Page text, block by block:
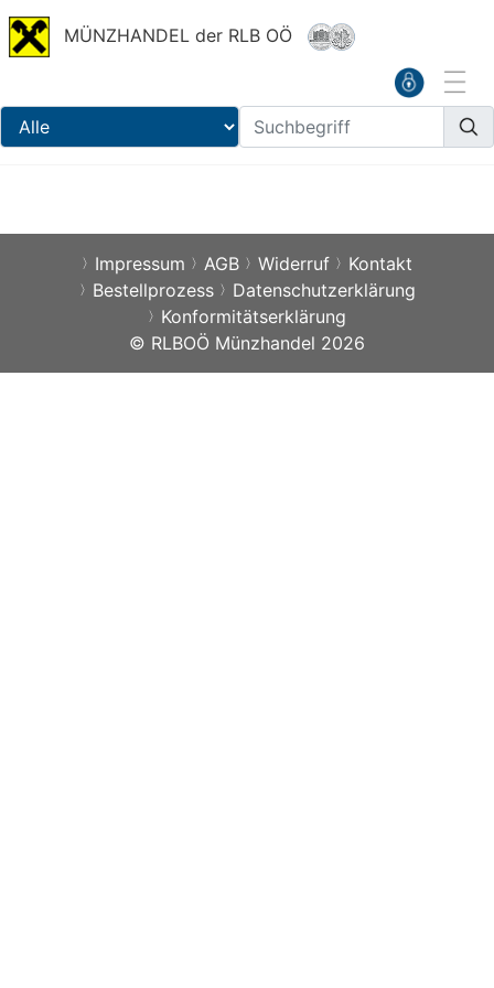
MÜNZHANDEL der RLB OÖ
Impressum AGB Widerruf
Kontakt
Bestellprozess
Datenschutzerklärung
Konformitätserklärung
© RLBOÖ Münzhandel 2026